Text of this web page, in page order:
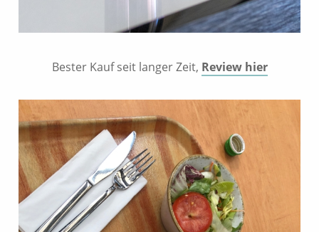
Bester Kauf seit langer Zeit, Review hier